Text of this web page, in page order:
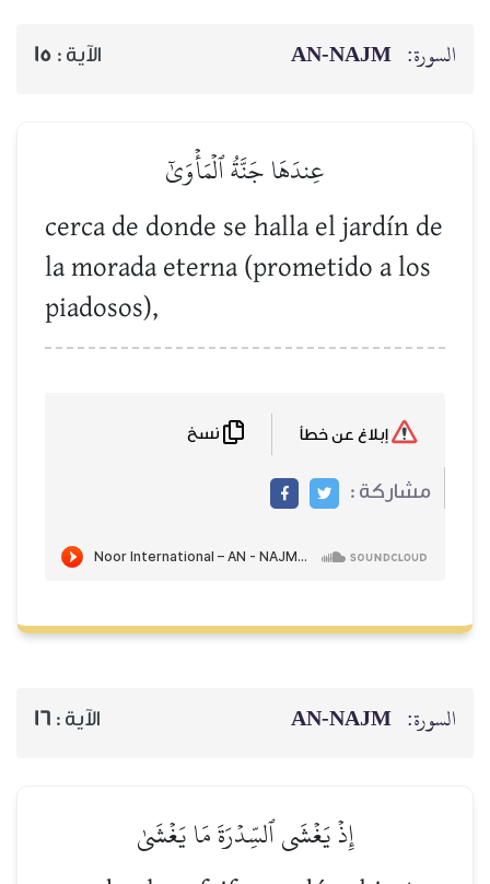
السورة: AN-NAJM الآية : 15
عِندَهَا جَنَّةُ ٱلۡمَأۡوَىٰٓ
cerca de donde se halla el jardín de
la morada eterna (prometido a los
piadosos),
مشاركة :
السورة: AN-NAJM الآية : 16
إِذۡ يَغۡشَى ٱلسِّدۡرَةَ مَا يَغۡشَىٰ